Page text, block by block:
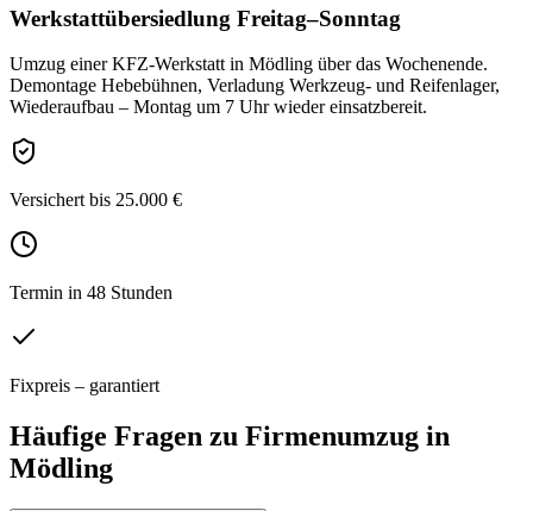
Werkstattübersiedlung Freitag–Sonntag
Umzug einer KFZ-Werkstatt in Mödling über das Wochenende.
Demontage Hebebühnen, Verladung Werkzeug- und Reifenlager,
Wiederaufbau – Montag um 7 Uhr wieder einsatzbereit.
Versichert bis 25.000 €
Termin in 48 Stunden
Fixpreis – garantiert
Häufige Fragen zu Firmenumzug in
Mödling